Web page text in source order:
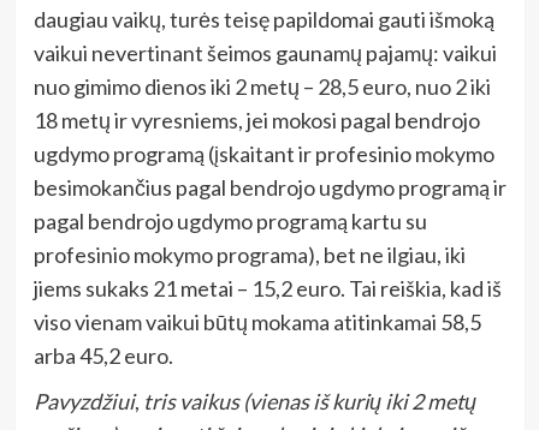
daugiau vaikų, turės teisę papildomai gauti išmoką
vaikui nevertinant šeimos gaunamų pajamų: vaikui
nuo gimimo dienos iki 2 metų – 28,5 euro, nuo 2 iki
18 metų ir vyresniems, jei mokosi pagal bendrojo
ugdymo programą (įskaitant ir profesinio mokymo
besimokančius pagal bendrojo ugdymo programą ir
pagal bendrojo ugdymo programą kartu su
profesinio mokymo programa), bet ne ilgiau, iki
jiems sukaks 21 metai – 15,2 euro. Tai reiškia, kad iš
viso vienam vaikui būtų mokama atitinkamai 58,5
arba 45,2 euro.
Pavyzdžiui, tris vaikus (vienas iš kurių iki 2 metų